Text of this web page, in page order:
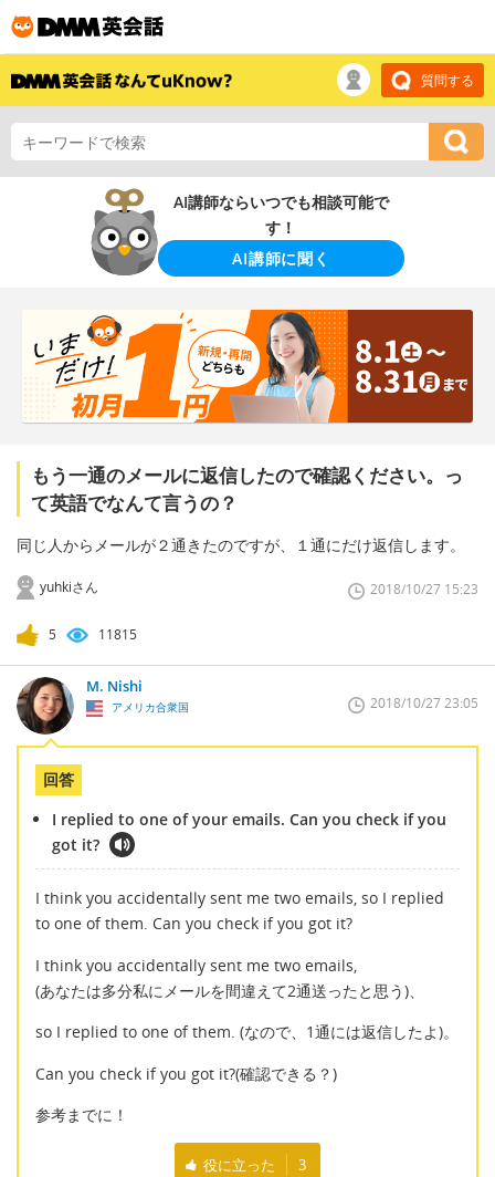
質問する
AI講師ならいつでも相談可能で
す！
AI講師に聞く
もう一通のメールに返信したので確認ください。っ
て英語でなんて言うの？
同じ人からメールが２通きたのですが、１通にだけ返信します。
yuhkiさん 2018/10/27 15:23
5 11815
M. Nishi
アメリカ合衆国 2018/10/27 23:05
回答
I replied to one of your emails. Can you check if you
got it?
I think you accidentally sent me two emails, so I replied
to one of them. Can you check if you got it?
I think you accidentally sent me two emails,
(あなたは多分私にメールを間違えて2通送ったと思う)、
so I replied to one of them. (なので、1通には返信したよ)。
Can you check if you got it?(確認できる？)
参考までに！
役に立った 3